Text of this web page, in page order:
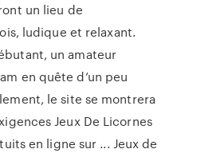
un lieu de
ludique et relaxant.
un amateur
en quête d’un peu
le site se montrera
Jeux De Licornes
en ligne sur ... Jeux de